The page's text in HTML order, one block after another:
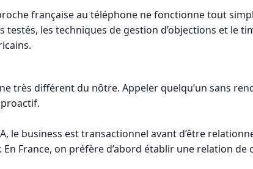
française au téléphone ne fonctionne tout
testés, les techniques de gestion d’objections et le
très différent du nôtre. Appeler quelqu’un sans
le business est transactionnel avant d’être
France, on préfère d’abord établir une relation de